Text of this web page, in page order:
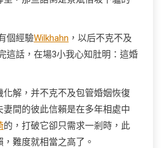
個經驗Wilkhahn ，以后不克不及
這話，在場3小我心知肚明：這婚
化解，并不克不及包管婚姻恢復
間的彼此信賴是在多年相處中
的，打破它卻只需求一剎時，此
難度就相當之高了。